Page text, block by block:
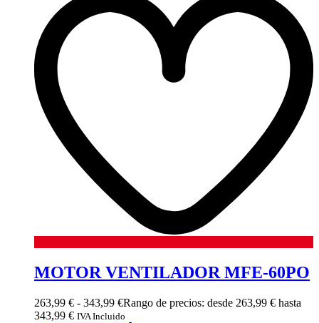
MOTOR VENTILADOR MFE-60PO
263,99 € - 343,99 €Rango de precios: desde 263,99 € hasta
343,99 € IVA Incluido